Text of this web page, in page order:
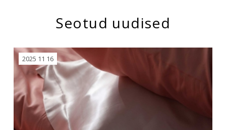
Seotud uudised
2025 11 16